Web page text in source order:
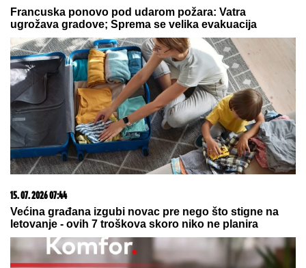
ZABUNA U EPRUVETI:Pogrešan
embrion implementiran u bolnici San
Rafaele u Milanu
by Aklamator
23. 07. 2026 12:47
Letnje večeri u gradu više nisu rezervisane za vikend: